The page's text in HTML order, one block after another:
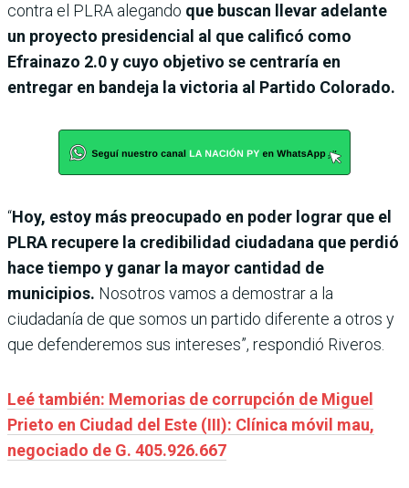
contra el PLRA alegando que buscan llevar adelante
un proyecto presidencial al que calificó como
Efrainazo 2.0 y cuyo objetivo se centraría en
entregar en bandeja la victoria al Partido Colorado.
“Hoy, estoy más preocupado en poder lograr que el
PLRA recupere la credibilidad ciudadana que perdió
hace tiempo y ganar la mayor cantidad de
municipios. Nosotros vamos a demostrar a la
ciudadanía de que somos un partido diferente a otros y
que defenderemos sus intereses”, respondió Riveros.
Leé también: Memorias de corrupción de Miguel
Prieto en Ciudad del Este (III): Clínica móvil mau,
negociado de G. 405.926.667